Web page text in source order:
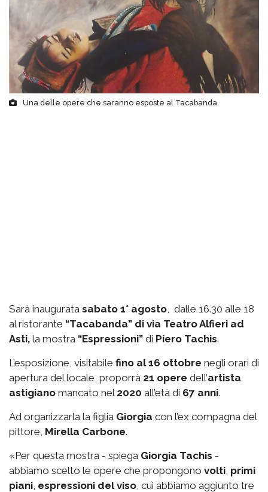
Una delle opere che saranno esposte al Tacabanda
Sarà inaugurata sabato 1° agosto , dalle 16.30 alle 18
al ristorante “Tacabanda” di via Teatro Alfieri ad
Asti, la mostra “Espressioni” di Piero Tachis.
L’esposizione, visitabile fino al 16 ottobre negli orari di
apertura del locale, proporrà 21 opere dell’artista
astigiano mancato nel 2020 all’età di 67 anni.
Ad organizzarla la figlia Giorgia con l’ex compagna del
pittore, Mirella Carbone.
«Per questa mostra - spiega Giorgia Tachis -
abbiamo scelto le opere che propongono volti primi
piani espressioni del viso , cui abbiamo aggiunto tre